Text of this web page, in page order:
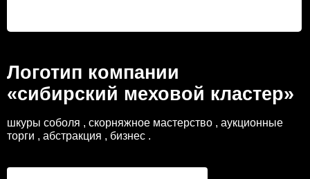
Логотип компании
«сибирский меховой кластер»
шкуры соболя , скорняжное мастерство , аукционные
торги , абстракция , бизнес .